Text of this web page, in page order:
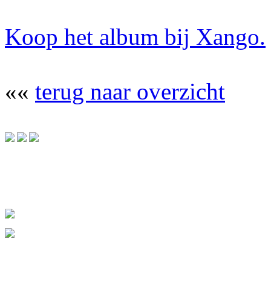
Koop het album bij Xango.
«« terug naar overzicht